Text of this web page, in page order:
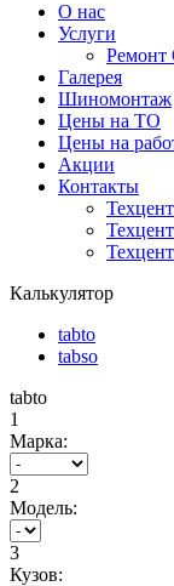
О нас
Услуги
Ремонт
Галерея
Шиномонтаж
Цены на ТО
Цены на
Акции
Контакты
Калькулятор
tabto
tabso
tabto
1
Марка:
2
Модель:
3
Кузов: